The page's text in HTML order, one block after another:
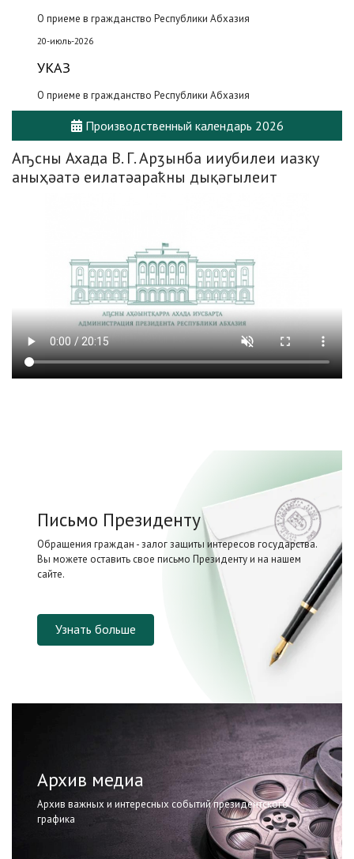
О приеме в гражданство Республики Абхазия
20-июль-2026
УКАЗ
О приеме в гражданство Республики Абхазия
Производственный календарь 2026
Аҧсны Ахада В. Г. Арӡынба ииубилеи иазку
аныҳәатә еилатәараҟны дықәгылеит
Письмо Президенту
Обращения граждан - залог защиты интересов государства.
Вы можете оставить свое письмо Президенту и на нашем
сайте.
Узнать больше
Архив медиа
Архив важных и интересных событий президентского
графика